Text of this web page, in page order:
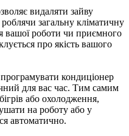
видаляти зайву
загальну кліматичну
вашої роботи чи приємного
про якість вашого
програмувати кондиціонер
для вас час. Тим самим
або охолодження,
на роботу або у
автоматично.